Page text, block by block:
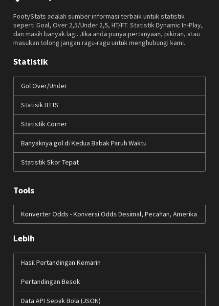
FootyStats adalah sumber informasi terbaik untuk statistik
seperti Goal, Over 2,5/Under 2,5, HT/FT. Statistik Dynamic In-Play,
dan masih banyak lagi. Jika anda punya pertanyaan, pikiran, atau
masukan tolong jangan ragu-ragu untuk menghubungi kami.
Statistik
Gol Over/Under
Statisik BTTS
Statistik Corner
Banyaknya gol di Kedua Babak Paruh Waktu
Statistik Skor Tepat
Tools
Konverter Odds - Konversi Odds Desimal, Pecahan, Amerika
Lebih
Hasil Pertandingan Kemarin
Pertandingan Besok
Data API Sepak Bola (JSON)